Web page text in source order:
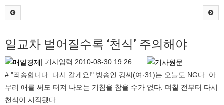
일교차 벌어질수록 ‘천식’ 주의해야
| 기사입력 2010-08-30 19:26
# "죄송합니다. 다시 갈게요!" 방송인 강씨(여·31)는 오늘도 NG다. 아
무리 애를 써도 터져 나오는 기침을 참을 수가 없다. 며칠 전부터 다시
천식이 시작됐다.